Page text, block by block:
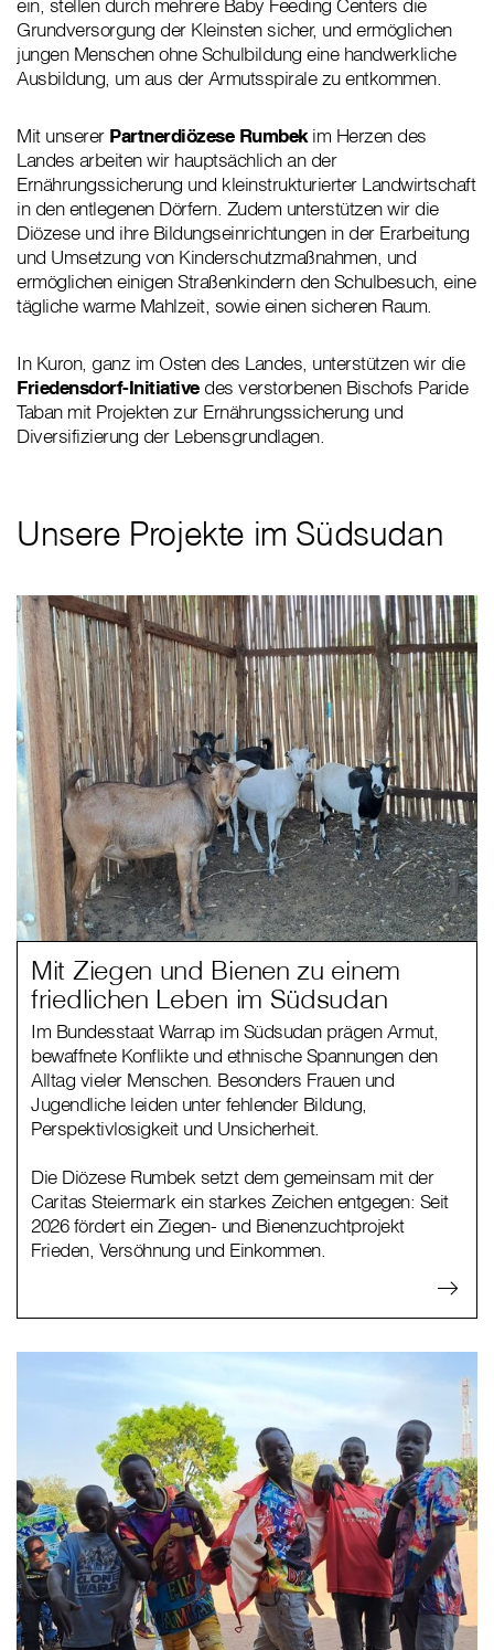
ein, stellen durch mehrere Baby Feeding Centers die
Grundversorgung der Kleinsten sicher, und ermöglichen
jungen Menschen ohne Schulbildung eine handwerkliche
Ausbildung, um aus der Armutsspirale zu entkommen.
Mit unserer Partnerdiözese Rumbekim Herzen des
Landes arbeiten wir hauptsächlich an der
Ernährungssicherung und kleinstrukturierter Landwirtschaft
in den entlegenen Dörfern. Zudem unterstützen wir die
Diözese und ihre Bildungseinrichtungen in der Erarbeitung
und Umsetzung von Kinderschutzmaßnahmen, und
ermöglichen einigen Straßenkindern den Schulbesuch, eine
tägliche warme Mahlzeit, sowie einen sicheren Raum.
In Kuron, ganz im Osten des Landes, unterstützen wir die
Friedensdorf-Initiativedes verstorbenen Bischofs Paride
Taban mit Projekten zur Ernährungssicherung und
Diversifizierung der Lebensgrundlagen.
Unsere Projekte im Südsudan
Mit Ziegen und Bienen zu einem
friedlichen Leben im Südsudan
Im Bundesstaat Warrap im Südsudan prägen Armut,
bewaffnete Konflikte und ethnische Spannungen den
Alltag vieler Menschen. Besonders Frauen und
Jugendliche leiden unter fehlender Bildung,
Perspektivlosigkeit und Unsicherheit.
Die Diözese Rumbek setzt dem gemeinsam mit der
Caritas Steiermark ein starkes Zeichen entgegen: Seit
2026 fördert ein Ziegen- und Bienenzuchtprojekt
Frieden, Versöhnung und Einkommen.